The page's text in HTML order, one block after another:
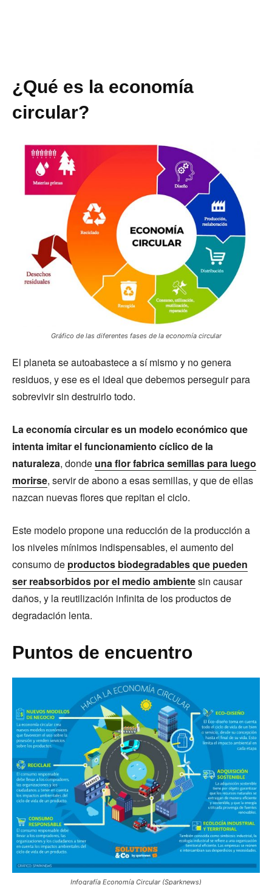
¿Qué es la economía
circular?
Gráfico de las diferentes fases de la economía circular
El planeta se autoabastece a sí mismo y no genera
residuos, y ese es el ideal que debemos perseguir para
sobrevivir sin destruirlo todo.
La economía circular es un modelo económico que
intenta imitar el funcionamiento cíclico de la
naturaleza, donde una flor fabrica semillas para luego
morirse, servir de abono a esas semillas, y que de ellas
nazcan nuevas flores que repitan el ciclo.
Este modelo propone una reducción de la producción a
los niveles mínimos indispensables, el aumento del
consumo de productos biodegradables que pueden
ser reabsorbidos por el medio ambientesin causar
daños, y la reutilización infinita de los productos de
degradación lenta.
Puntos de encuentro
Infografía Economía Circular (Sparknews)